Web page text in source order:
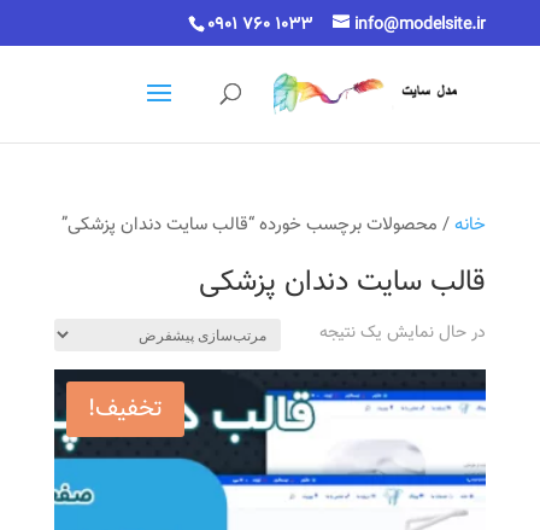
0901 760 1033 info@modelsite.ir
خانه/ محصولات برچسب خورده “قالب سایت دندان پزشکی”
قالب سایت دندان پزشکی
در حال نمایش یک نتیجه
تخفیف!